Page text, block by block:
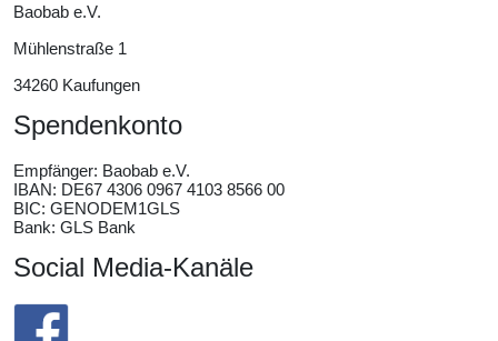
Baobab e.V.
Mühlenstraße 1
34260 Kaufungen
Spendenkonto
Empfänger: Baobab e.V.
IBAN: DE67 4306 0967 4103 8566 00
BIC: GENODEM1GLS
Bank: GLS Bank
Social Media-Kanäle